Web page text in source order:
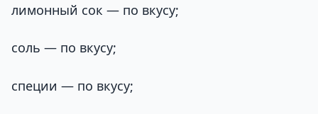
лимонный сок — по вкусу;
соль — по вкусу;
специи — по вкусу;